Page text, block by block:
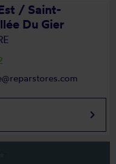
/ Saint-
Du Gier
keyboard_arrow_right